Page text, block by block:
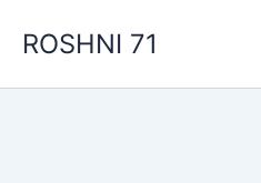
ROSHNI 71